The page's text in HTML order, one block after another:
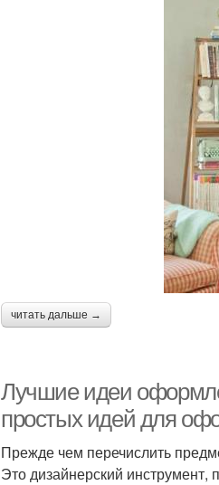
читать дальше →
Лучшие идеи
простых идей для
Прежде чем перечислить
Это дизайнерский инструмент,